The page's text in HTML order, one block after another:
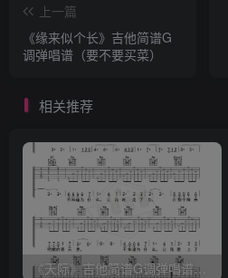
上一篇
《缘来似个长》吉他简谱G
调弹唱谱（要不要买菜）
相关推荐
《天际》吉他简谱G调弹唱谱（姜玉阳）